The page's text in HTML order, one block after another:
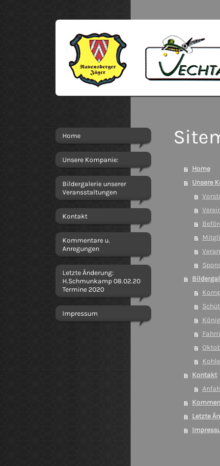
Home
Unsere Kompanie:
Bildergalerie unserer
Veransstaltungen
Kontakt
Kommentare u.
Anregungen
Letzte Änderung:
H.Schmunkamp 08.02.20
Termine 2020
Impressum
Home
Unsere
Kontakt
Letzte